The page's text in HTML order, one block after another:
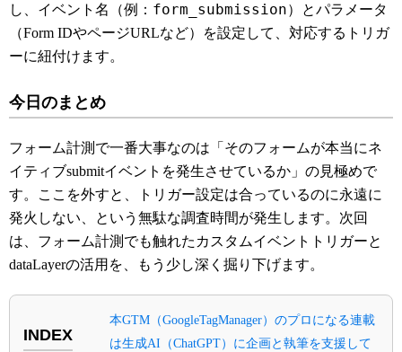
し、イベント名（例： form_submission）とパラメータ
（Form IDやページURLなど）を設定して、対応するトリガ
ーに紐付けます。
今日のまとめ
フォーム計測で一番大事なのは「そのフォームが本当にネ
イティブsubmitイベントを発生させているか」の見極めで
す。ここを外すと、トリガー設定は合っているのに永遠に
発火しない、という無駄な調査時間が発生します。次回
は、フォーム計測でも触れたカスタムイベントトリガーと
dataLayerの活用を、もう少し深く掘り下げます。
INDEX
本GTM（GoogleTagManager）のプロになる連載
は生成AI（ChatGPT）に企画と執筆を支援して